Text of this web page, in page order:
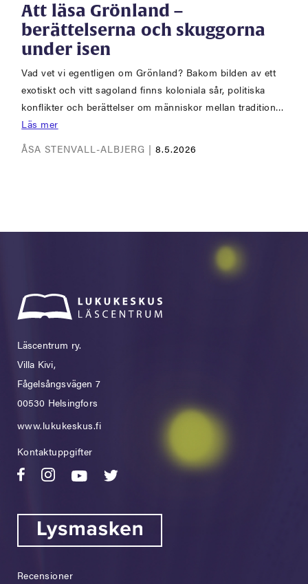
Att läsa Grönland –
berättelserna och skuggorna
under isen
Vad vet vi egentligen om Grönland? Bakom bilden av ett
exotiskt och vitt sagoland finns koloniala sår, politiska
konflikter och berättelser om människor mellan tradition…
Läs mer
ÅSA STENVALL-ALBJERG |8.5.2026
Läscentrum ry.
Villa Kivi,
Fågelsångsvägen 7
00530 Helsingfors
www.lukukeskus.fi
Kontaktuppgifter
Recensioner